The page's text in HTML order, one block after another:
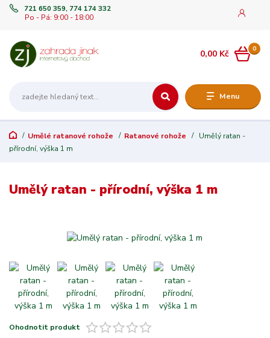
Menu
721 650 359, 774 174 332
Po - Pá: 9:00 - 18:00
0
0,00 Kč
Umělé ratanové rohože Ratanové rohože
Umělý ratan -
přírodní, výška 1 m
Umělý ratan - přírodní, výška 1 m
Ohodnotit produkt